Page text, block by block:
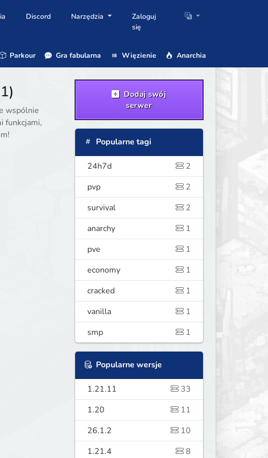
Discord Narzędzia
Zaloguj
się
Parkour Gra fabularna Więzienie Anarchia
wspólnie
funkcjami,
Dodaj swój
serwer
Popularne tagi
24h7d
2
pvp
2
survival
2
anarchy
1
pve
1
economy
1
cracked
1
vanilla
1
smp
1
Popularne wersje
1.21.11
33
1.20
11
26.1.2
10
1.21.4
8